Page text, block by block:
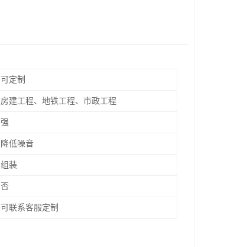
可定制
房建工程、地铁工程、市政工程
强
降低噪音
组装
否
可联系客服定制